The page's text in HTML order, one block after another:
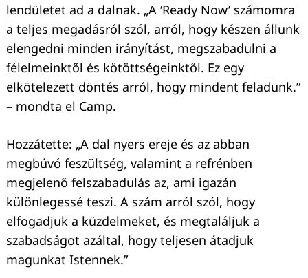
lendületet ad a dalnak. „A ‘Ready Now’ számomra
a teljes megadásról szól, arról, hogy készen állunk
elengedni minden irányítást, megszabadulni a
félelmeinktől és kötöttségeinktől. Ez egy
elkötelezett döntés arról, hogy mindent feladunk.”
– mondta el Camp.
Hozzátette: „A dal nyers ereje és az abban
megbúvó feszültség, valamint a refrénben
megjelenő felszabadulás az, ami igazán
különlegessé teszi. A szám arról szól, hogy
elfogadjuk a küzdelmeket, és megtaláljuk a
szabadságot azáltal, hogy teljesen átadjuk
magunkat Istennek.”